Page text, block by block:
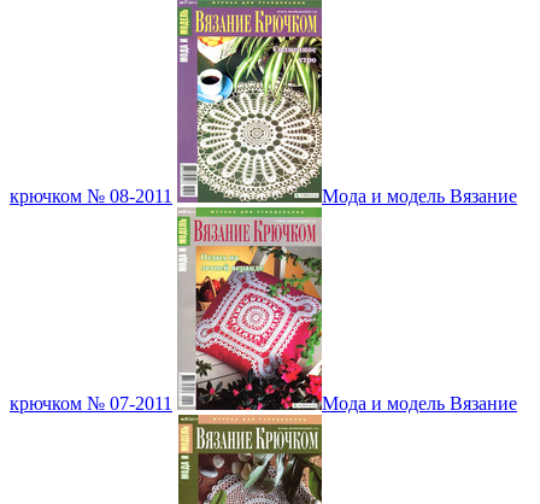
крючком № 08-2011 Мода и модель Вязание
крючком № 07-2011 Мода и модель Вязание